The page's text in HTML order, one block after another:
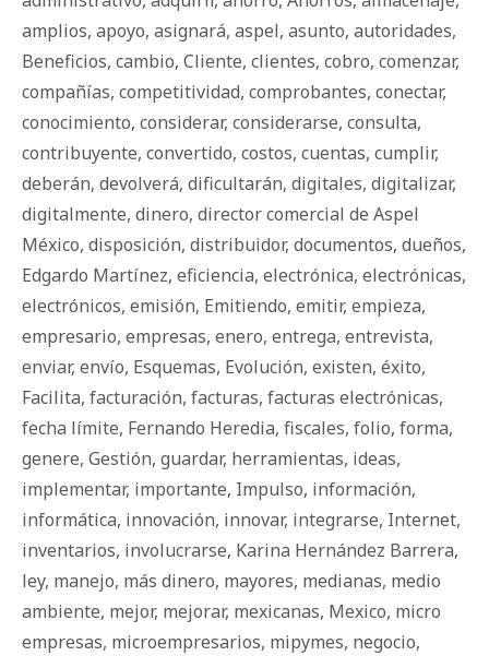
amplios, apoyo, asignará, aspel, asunto, autoridades,
Beneficios, cambio, Cliente, clientes, cobro, comenzar,
compañías, competitividad, comprobantes, conectar,
conocimiento, considerar, considerarse, consulta,
contribuyente, convertido, costos, cuentas, cumplir,
deberán, devolverá, dificultarán, digitales, digitalizar,
digitalmente, dinero, director comercial de Aspel
México, disposición, distribuidor, documentos, dueños,
Edgardo Martínez, eficiencia, electrónica, electrónicas,
electrónicos, emisión, Emitiendo, emitir, empieza,
empresario, empresas, enero, entrega, entrevista,
enviar, envío, Esquemas, Evolución, existen, éxito,
Facilita, facturación, facturas, facturas electrónicas,
fecha límite, Fernando Heredia, fiscales, folio, forma,
genere, Gestión, guardar, herramientas, ideas,
implementar, importante, Impulso, información,
informática, innovación, innovar, integrarse, Internet,
inventarios, involucrarse, Karina Hernández Barrera,
ley, manejo, más dinero, mayores, medianas, medio
ambiente, mejor, mejorar, mexicanas, Mexico, micro
empresas, microempresarios, mipymes, negocio,